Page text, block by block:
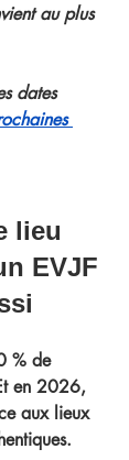
au plus
dates
lieu
EVJF
% de
en 2026,
aux lieux